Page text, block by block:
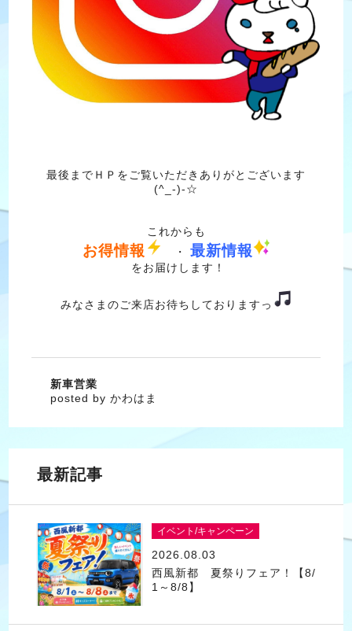
最後までＨＰをご覧いただきありがとございます
(^_-)-☆
これからも
お得情報 ・ 最新情報
をお届けします！
みなさまのご来店お待ちしておりますっ
新車営業
posted by かわはま
最新記事
イベント/キャンペーン
2026.08.03
西風新都 夏祭りフェア！【8/
1～8/8】